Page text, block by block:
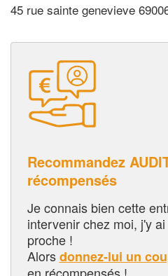
45 rue sainte genevieve
Recommandez
récompensés
Je connais bien cette
intervenir chez moi, j'y
proche !
Alorsdonnez-lui un
en récompensés !